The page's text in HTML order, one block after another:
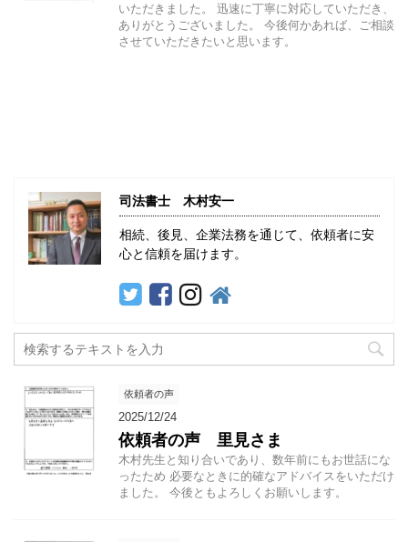
いただきました。 迅速に丁寧に対応していただき、
ありがとうございました。 今後何かあれば、ご相談
させていただきたいと思います。
司法書士 木村安一
相続、後見、企業法務を通じて、依頼者に安
心と信頼を届けます。
依頼者の声
2025/12/24
依頼者の声 里見さま
木村先生と知り合いであり、数年前にもお世話にな
ったため 必要なときに的確なアドバイスをいただけ
ました。 今後ともよろしくお願いします。